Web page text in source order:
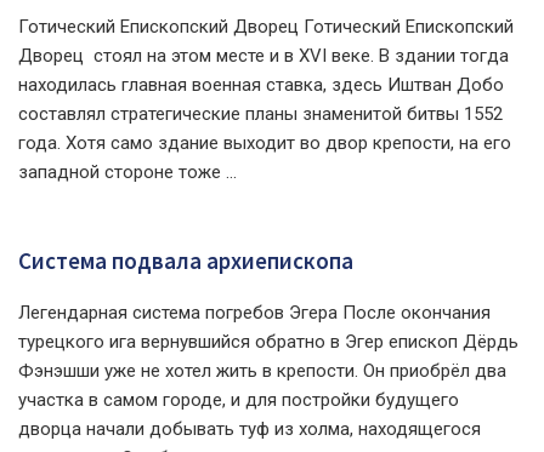
Готический Епископский Дворец Готический Епископский
Дворец стоял на этом месте и в XVI веке. В здании тогда
находилась главная военная ставка, здесь Иштван Добо
составлял стратегические планы знаменитой битвы 1552
года. Хотя само здание выходит во двор крепости, на его
западной стороне тоже ...
Система подвала архиепископа
Легендарная система погребов Эгера После окончания
турецкого ига вернувшийся обратно в Эгер епископ Дёрдь
Фэнэшши уже не хотел жить в крепости. Он приобрёл два
участка в самом городе, и для постройки будущего
дворца начали добывать туф из холма, находящегося